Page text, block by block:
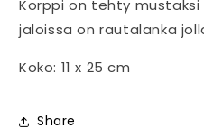
Korppi on tehty
jaloissa on rautalanka
Koko: 11 x 25 cm
Share